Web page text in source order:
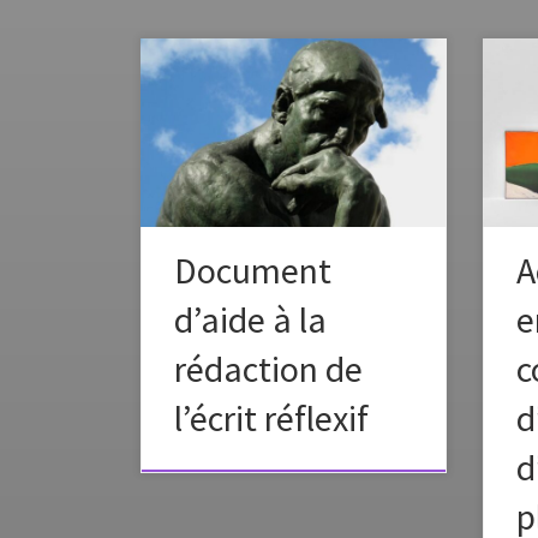
Document
d’aide à la
rédaction de
l’écrit réflexif
arts
le